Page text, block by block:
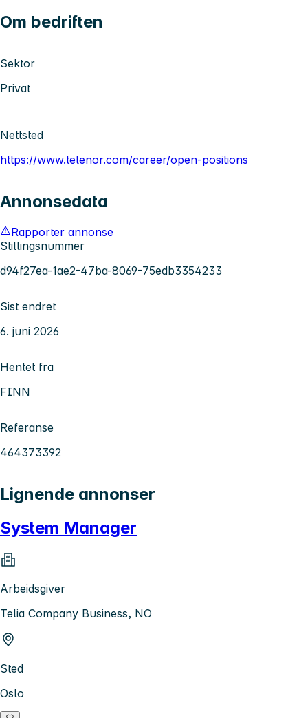
Om bedriften
Sektor
Privat
Nettsted
https://www.telenor.com/career/open-positions
Annonsedata
Rapporter annonse
Stillingsnummer
d94f27ea-1ae2-47ba-8069-75edb3354233
Sist endret
6. juni 2026
Hentet fra
FINN
Referanse
464373392
Lignende annonser
System Manager
Arbeidsgiver
Telia Company Business, NO
Sted
Oslo